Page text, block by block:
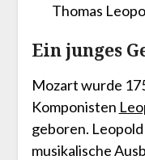
Thomas
Ein junges
Mozart wurde
Komponisten
geboren.
musikalische